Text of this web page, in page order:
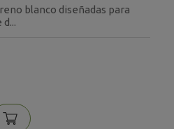
blanco diseñadas para